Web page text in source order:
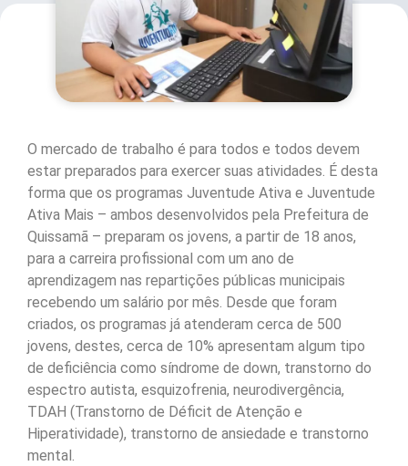
O mercado de trabalho é para todos e todos devem
estar preparados para exercer suas atividades. É desta
forma que os programas Juventude Ativa e Juventude
Ativa Mais – ambos desenvolvidos pela Prefeitura de
Quissamã – preparam os jovens, a partir de 18 anos,
para a carreira profissional com um ano de
aprendizagem nas repartições públicas municipais
recebendo um salário por mês. Desde que foram
criados, os programas já atenderam cerca de 500
jovens, destes, cerca de 10% apresentam algum tipo
de deficiência como síndrome de down, transtorno do
espectro autista, esquizofrenia, neurodivergência,
TDAH (Transtorno de Déficit de Atenção e
Hiperatividade), transtorno de ansiedade e transtorno
mental.